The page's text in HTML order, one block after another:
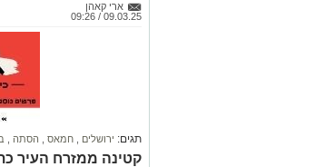
ארי קאהן
09.03.25 / 09:26
תגים: ירושלים חמאס הסתה
קטינה ממזרח העיר